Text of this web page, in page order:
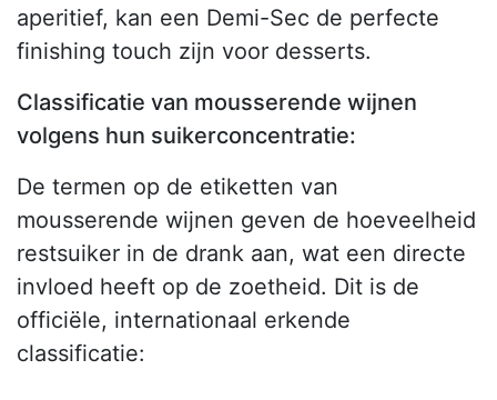
aperitief, kan een Demi-Sec de perfecte
finishing touch zijn voor desserts.
Classificatie van mousserende wijnen
volgens hun suikerconcentratie:
De termen op de etiketten van
mousserende wijnen geven de hoeveelheid
restsuiker in de drank aan, wat een directe
invloed heeft op de zoetheid. Dit is de
officiële, internationaal erkende
classificatie: